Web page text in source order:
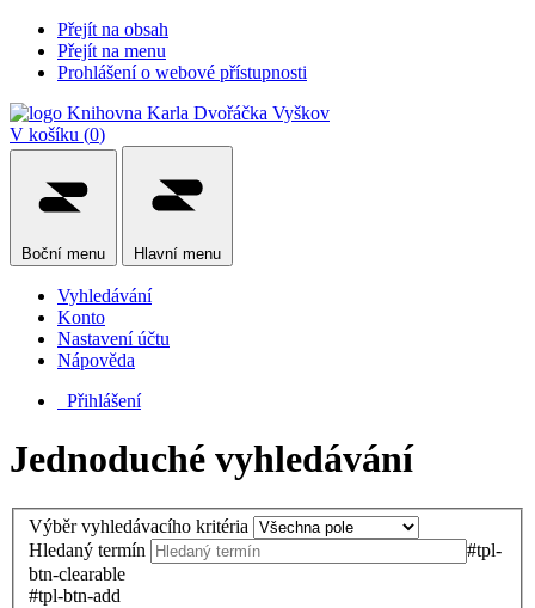
Přejít na obsah
Přejít na menu
Prohlášení o webové přístupnosti
V košíku (0)
Boční menu Hlavní menu
Vyhledávání
Konto
Nastavení účtu
Nápověda
Přihlášení
Jednoduché vyhledávání
Výběr vyhledávacího kritéria
Hledaný termín
#tpl-
btn-clearable
#tpl-btn-add